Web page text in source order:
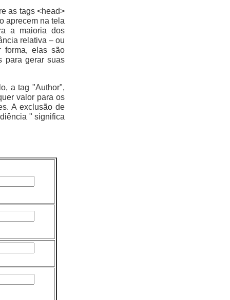
as tags <head>
aprecem na tela
a maioria dos
relativa – ou
forma, elas são
para gerar suas
a tag "Author",
valor para os
A exclusão de
" significa